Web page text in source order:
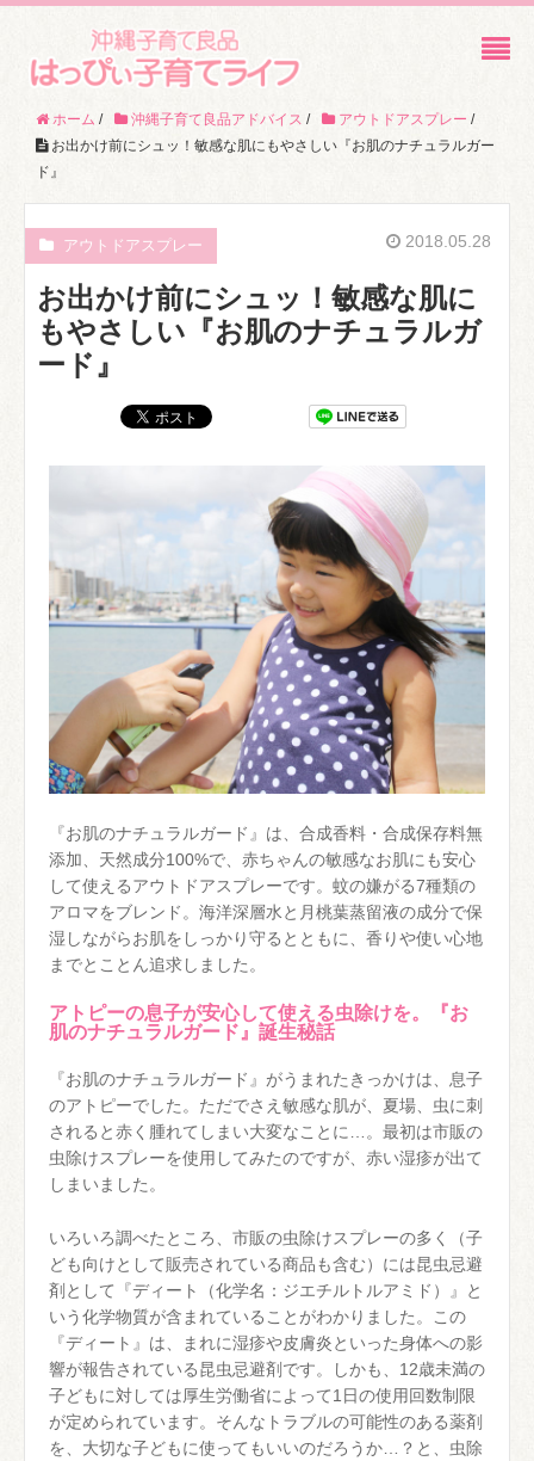
ホーム / 沖縄子育て良品アドバイス / アウトドアスプレー /
お出かけ前にシュッ！敏感な肌にもやさしい『お肌のナチュラルガー
ド』
アウトドアスプレー 2018.05.28
お出かけ前にシュッ！敏感な肌に
もやさしい『お肌のナチュラルガ
ード』
『お肌のナチュラルガード』は、合成香料・合成保存料無
添加、天然成分100%で、赤ちゃんの敏感なお肌にも安心
して使えるアウトドアスプレーです。蚊の嫌がる7種類の
アロマをブレンド。海洋深層水と月桃葉蒸留液の成分で保
湿しながらお肌をしっかり守るとともに、香りや使い心地
までとことん追求しました。
アトピーの息子が安心して使える虫除けを。『お
肌のナチュラルガード』誕生秘話
『お肌のナチュラルガード』がうまれたきっかけは、息子
のアトピーでした。ただでさえ敏感な肌が、夏場、虫に刺
されると赤く腫れてしまい大変なことに…。最初は市販の
虫除けスプレーを使用してみたのですが、赤い湿疹が出て
しまいました。
いろいろ調べたところ、市販の虫除けスプレーの多く（子
ども向けとして販売されている商品も含む）には昆虫忌避
剤として『ディート（化学名：ジエチルトルアミド）』と
いう化学物質が含まれていることがわかりました。この
『ディート』は、まれに湿疹や皮膚炎といった身体への影
響が報告されている昆虫忌避剤です。しかも、12歳未満の
子どもに対しては厚生労働省によって1日の使用回数制限
が定められています。そんなトラブルの可能性のある薬剤
を、大切な子どもに使ってもいいのだろうか…？と、虫除